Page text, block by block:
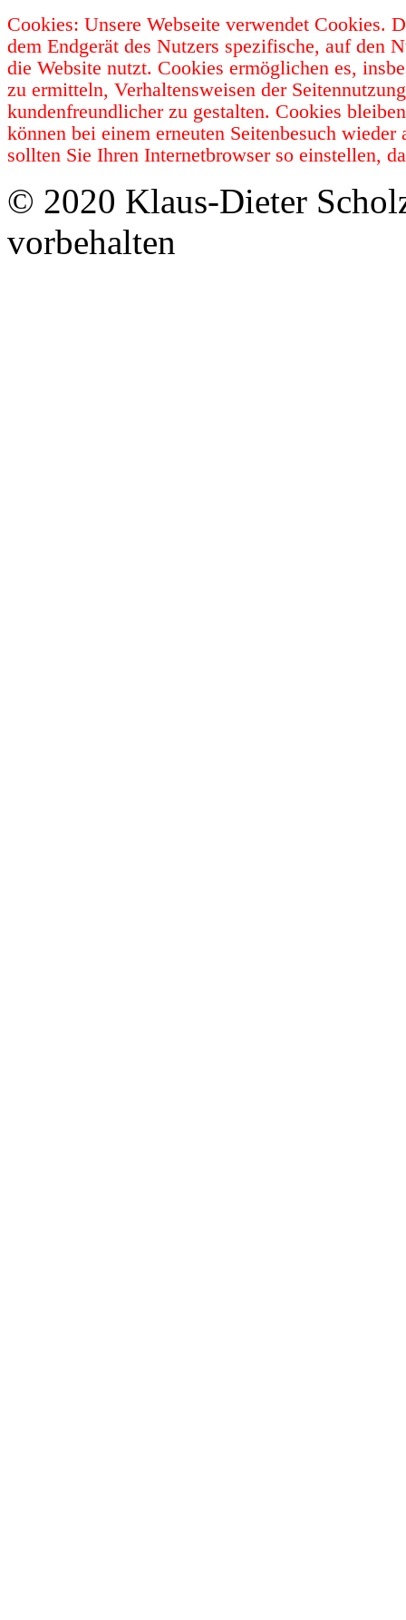
Cookies: Unsere Webseite verwendet Cookies.
dem Endgerät des Nutzers spezifische, auf den
die Website nutzt. Cookies ermöglichen es,
zu ermitteln, Verhaltensweisen der
kundenfreundlicher zu gestalten. Cookies
können bei einem erneuten Seitenbesuch
sollten Sie Ihren Internetbrowser so einstellen,
© 2020 Klaus-Dieter
vorbehalten